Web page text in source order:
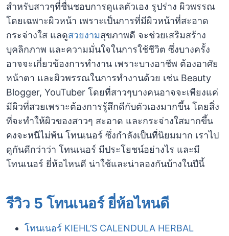
สำหรับสาวๆที่ชื่นชอบการดูแลตัวเอง รูปร่าง ผิวพรรณ
โดยเฉพาะผิวหน้า เพราะเป็นการที่มีผิวหน้าที่สะอาด
กระจ่างใส แลดูสวยงามสุขภาพดี จะช่วยเสริมสร้าง
บุคลิกภาพ และความมั่นใจในการใช้ชีวิต ซึ่งบางครั้ง
อาจจะเกี่ยวข้องการทำงาน เพราะบางอาชีพ ต้องอาศัย
หน้าตา และผิวพรรณในการทำงานด้วย เช่น Beauty
Blogger, YouTuber โดยที่สาวๆบางคนอาจจะเพียงแค่
มีผิวที่สวยเพราะต้องการรู้สึกดีกับตัวเองมากขึ้น โดยสิ่ง
ที่จะทำให้ผิวของสาวๆ สะอาด และกระจ่างใสมากขึ้น
คงจะหนีไม่พ้น โทนเนอร์ ซึ่งกำลังเป็นที่นิยมมาก เราไป
ดูกันดีกว่าว่า โทนเนอร์ มีประโยชน์อย่างไร และมี
โทนเนอร์ ยี่ห้อไหนดี น่าใช้และน่าลองกันบ้างในปีนี้
รีวิว 5 โทนเนอร์ ยี่ห้อไหนดี
โทนเนอร์ KIEHL’S CALENDULA HERBAL